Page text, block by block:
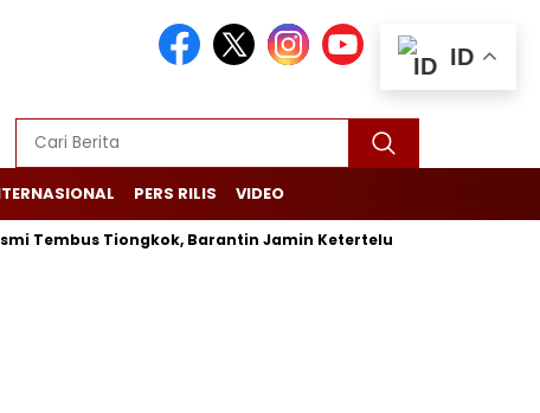
PERS RILIS VIDEO
Tiongkok, Barantin Jamin Ketertelusuran dari Kebun
ID